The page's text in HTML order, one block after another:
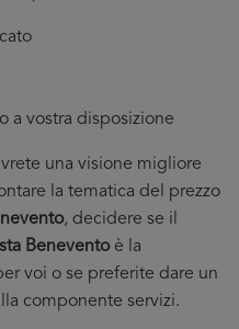
a vostra disposizione
una visione migliore
la tematica del prezzo
, decidere se il
Beneventoè la
voi o se preferite dare un
componente servizi.